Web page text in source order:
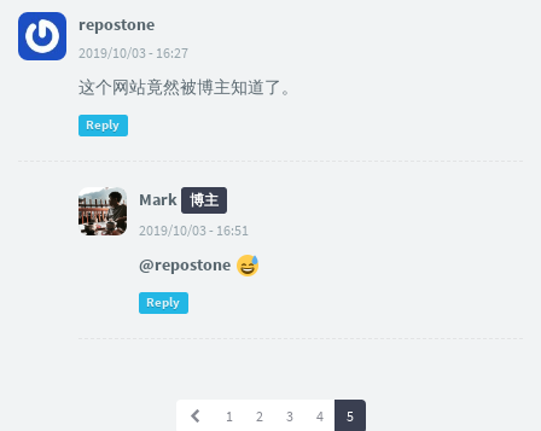
repostone
2019/10/03 - 16:27
这个网站竟然被博主知道了。
Reply
Mark
博主
2019/10/03 - 16:51
@repostone
Reply
1 2 3 4 5